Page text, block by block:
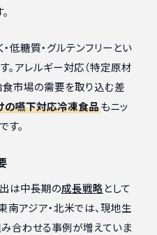
低糖質・グルテンフリーとい
アレルギー対応（特定原材
食市場の需要を取り込む差
の嚥下対応冷凍食品もニッ
。
は中長期の成長戦略として
南アジア・北米では、現地生
合わせる事例が増えていま